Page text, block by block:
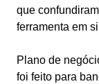
que
ferramenta em
Plano de
foi feito para